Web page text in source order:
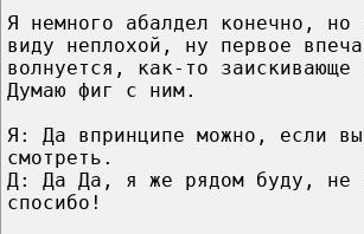
Я немного абалдел конечно, но
виду неплохой, ну первое
волнуется, как-то заискивающе
Думаю фиг с ним.
Я: Да впринципе можно, если
смотреть.
Д: Да Да, я же рядом буду, не
спосибо!